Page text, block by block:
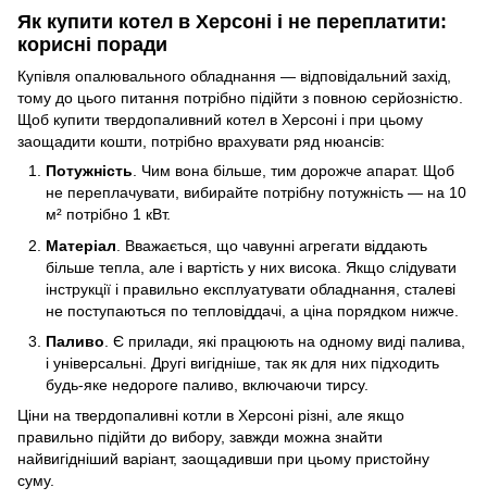
Як купити котел в Херсоні і не переплатити:
корисні поради
Купівля опалювального обладнання — відповідальний захід,
тому до цього питання потрібно підійти з повною серйозністю.
Щоб купити твердопаливний котел в Херсоні і при цьому
заощадити кошти, потрібно врахувати ряд нюансів:
Потужність . Чим вона більше, тим дорожче апарат. Щоб
не переплачувати, вибирайте потрібну потужність — на 10
м² потрібно 1 кВт.
Матеріал . Вважається, що чавунні агрегати віддають
більше тепла, але і вартість у них висока. Якщо слідувати
інструкції і правильно експлуатувати обладнання, сталеві
не поступаються по тепловіддачі, а ціна порядком нижче.
Паливо . Є прилади, які працюють на одному виді палива,
і універсальні. Другі вигідніше, так як для них підходить
будь-яке недороге паливо, включаючи тирсу.
Ціни на твердопаливні котли в Херсоні різні, але якщо
правильно підійти до вибору, завжди можна знайти
найвигідніший варіант, заощадивши при цьому пристойну
суму.